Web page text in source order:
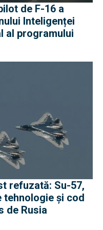
de F-16 a
Inteligenței
al programului
refuzată: Su-57,
și cod
de Rusia